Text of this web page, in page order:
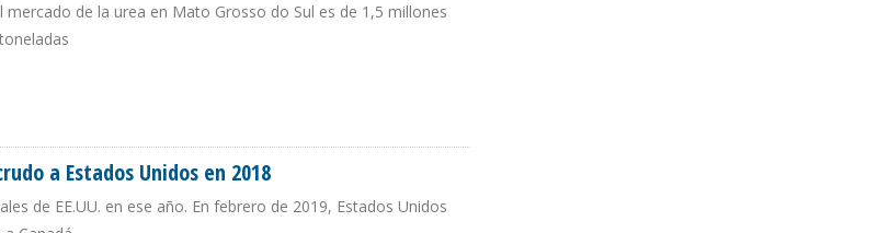
de la urea en Mato Grosso do Sul es de 1,5 millones
a Estados Unidos en 2018
de EE.UU. en ese año. En febrero de 2019, Estados Unidos